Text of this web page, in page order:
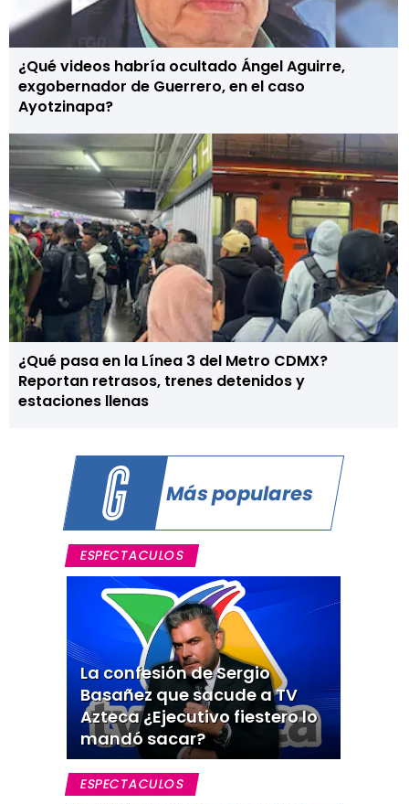
¿Qué videos habría ocultado Ángel Aguirre,
exgobernador de Guerrero, en el caso
Ayotzinapa?
¿Qué pasa en la Línea 3 del Metro CDMX?
Reportan retrasos, trenes detenidos y
estaciones llenas
Más populares
ESPECTACULOS
La confesión de Sergio
Basañez que sacude a TV
Azteca ¿Ejecutivo fiestero lo
mandó sacar?
ESPECTACULOS